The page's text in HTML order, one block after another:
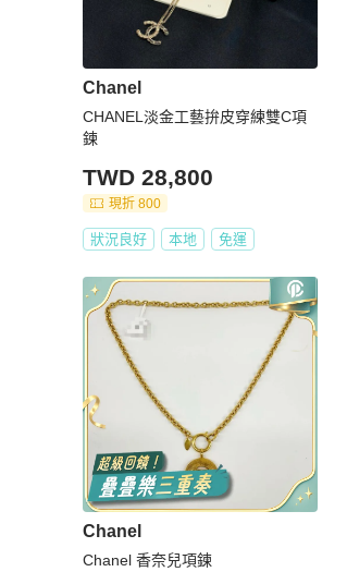
Chanel
CHANEL淡金工藝拚皮穿練雙C項
鍊
TWD 28,800
現折 800
狀況良好 本地 免運
Chanel
Chanel 香奈兒項鍊